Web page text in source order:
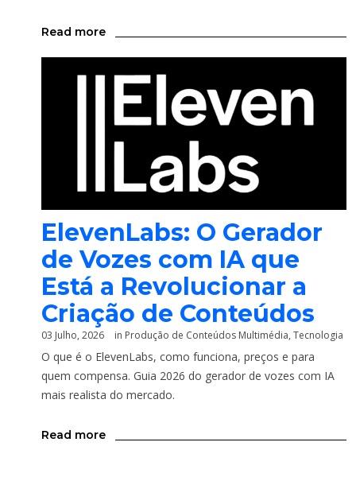
Read more
ElevenLabs: O Gerador
de Vozes com IA que
Está a Revolucionar a
Criação de Conteúdos
03 Julho, 2026 in Produção de Conteúdos Multimédia, Tecnologia
O que é o ElevenLabs, como funciona, preços e para
quem compensa. Guia 2026 do gerador de vozes com IA
mais realista do mercado.
Read more